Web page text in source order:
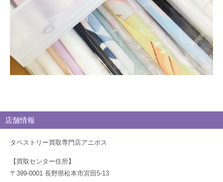
店舗情報
タペストリー買取専門店アニポス
【買取センター住所】
〒399-0001 長野県松本市宮田5-13